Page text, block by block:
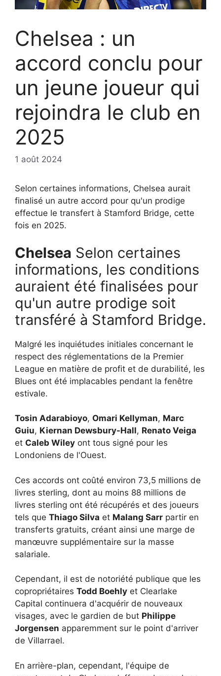
Chelsea : un
accord conclu pour
un jeune joueur qui
rejoindra le club en
2025
1 août 2024
Selon certaines informations, Chelsea aurait
finalisé un autre accord pour qu'un prodige
effectue le transfert à Stamford Bridge, cette
fois en 2025.
Chelsea Selon certaines
informations, les conditions
auraient été finalisées pour
qu'un autre prodige soit
transféré à Stamford Bridge.
Malgré les inquiétudes initiales concernant le
respect des réglementations de la Premier
League en matière de profit et de durabilité, les
Blues ont été implacables pendant la fenêtre
estivale.
Tosin Adarabioyo, Omari Kellyman, Marc
Guiu, Kiernan Dewsbury-Hall, Renato Veiga
et Caleb Wiley ont tous signé pour les
Londoniens de l'Ouest.
Ces accords ont coûté environ 73,5 millions de
livres sterling, dont au moins 88 millions de
livres sterling ont été récupérés et des joueurs
tels que Thiago Silva et Malang Sarr partir en
transferts gratuits, créant ainsi une marge de
manœuvre supplémentaire sur la masse
salariale.
Cependant, il est de notoriété publique que les
copropriétaires Todd Boehly et Clearlake
Capital continuera d'acquérir de nouveaux
visages, avec le gardien de but Philippe
Jorgensen apparemment sur le point d'arriver
de Villarrael.
En arrière-plan, cependant, l'équipe de